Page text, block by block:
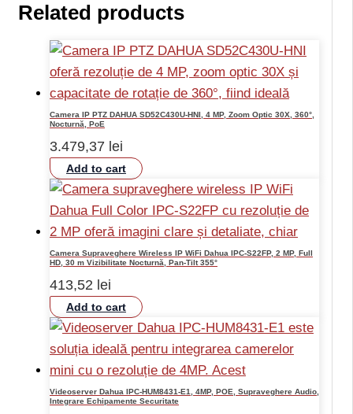
Related products
Camera IP PTZ DAHUA SD52C430U-HNI, 4 MP, Zoom Optic 30X, 360°,
Nocturnă, PoE
3.479,37 lei
Add to cart
Camera Supraveghere Wireless IP WiFi Dahua IPC-S22FP, 2 MP, Full
HD, 30 m Vizibilitate Nocturnă, Pan-Tilt 355°
413,52 lei
Add to cart
Videoserver Dahua IPC-HUM8431-E1, 4MP, POE, Supraveghere Audio,
Integrare Echipamente Securitate